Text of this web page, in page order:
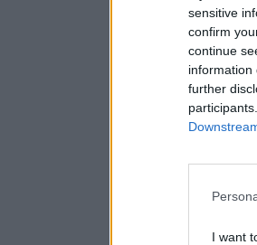
sensitive
confirm
continue
information
further
I want